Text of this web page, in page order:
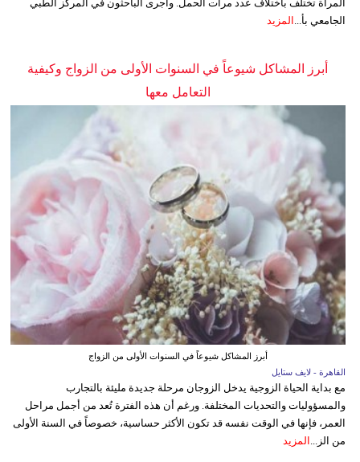
المرأة تختلف باختلاف عدد مرات الحمل. وأجرى الباحثون في المركز الطبي
الجامعي بأ... المزيد
أبرز المشاكل شيوعاً في السنوات الأولى من الزواج وكيفية
التعامل معها
أبرز المشاكل شيوعاً في السنوات الأولى من الزواج
القاهرة - لايف ستايل
مع بداية الحياة الزوجية يدخل الزوجان مرحلة جديدة مليئة بالتجارب
والمسؤوليات والتحديات المختلفة. ورغم أن هذه الفترة تُعد من أجمل مراحل
العمر، فإنها في الوقت نفسه قد تكون الأكثر حساسية، خصوصاً في السنة الأولى
من الز...
المزيد